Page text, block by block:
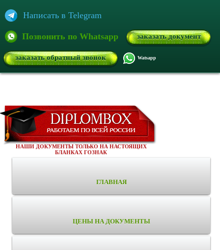
Написать в Telegram
Позвонить по Whatsapp заказать документ
заказать обратный звонок Watsapp
НАШИ ДОКУМЕНТЫ ТОЛЬКО НА НАСТОЯЩИХ
БЛАНКАХ ГОЗНАК
ГЛАВНАЯ
ЦЕНЫ НА ДОКУМЕНТЫ